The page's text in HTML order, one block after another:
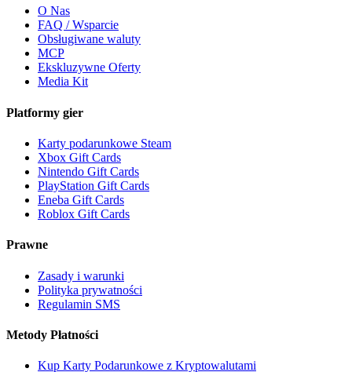
O Nas
FAQ / Wsparcie
Obsługiwane waluty
MCP
Ekskluzywne Oferty
Media Kit
Platformy gier
Karty podarunkowe Steam
Xbox Gift Cards
Nintendo Gift Cards
PlayStation Gift Cards
Eneba Gift Cards
Roblox Gift Cards
Prawne
Zasady i warunki
Polityka prywatności
Regulamin SMS
Metody Płatności
Kup Karty Podarunkowe z Kryptowalutami